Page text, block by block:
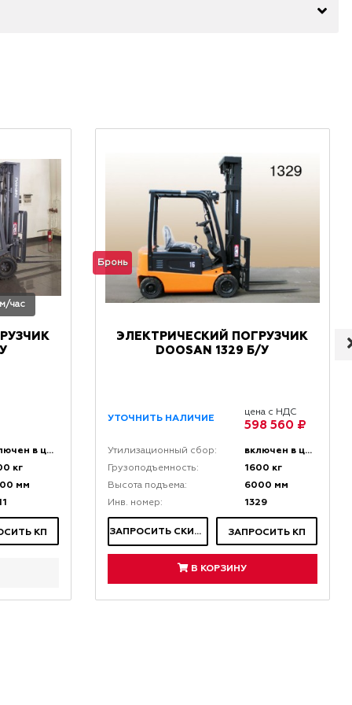
час
включен в цену
кг
мм
КП
Бронь
ЭЛЕКТРИЧЕСКИЙ ПОГРУЗЧИК
DOOSAN 1329 Б/У
УТОЧНИТЬ НАЛИЧИЕ
цена с НДС
598 560 ₽
Утилизационный сбор: включен в цену
Грузоподъемность: 1600 кг
Высота подъема: 6000 мм
Инв. номер: 1329
ЗАПРОСИТЬ СКИДКУ ЗАПРОСИТЬ КП
В КОРЗИНУ